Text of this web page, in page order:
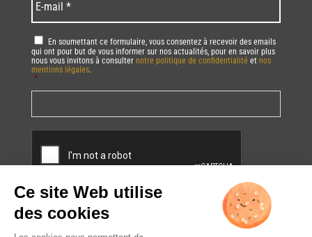
mail *
RGPD *
En soumettant ce formulaire, vous consentez à recevoir des emails
qui ont pour but de vous informer sur nos actualités, pour en savoir plus
nous vous invitons à consulter notre politique de confidentialité et nos
mentions légales.
*